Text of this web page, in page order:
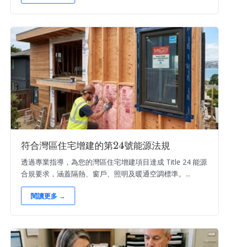
符合灣區住宅增建的第24號能源法規
透過專業指導，為您的灣區住宅增建項目達成 Title 24 能源
合規要求，涵蓋隔熱、窗戶、照明及暖通空調標準。...
閱讀更多 →